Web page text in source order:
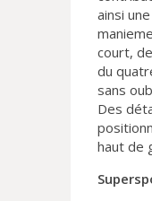
ainsi
court,
du
sans
Des
haut de